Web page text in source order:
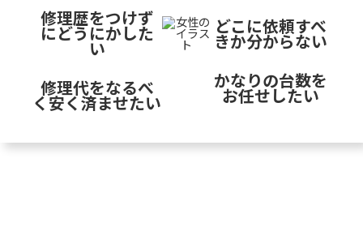
修理歴をつけず
にどうにかした
い
修理代をなるべ
く安く済ませたい
どこに依頼すべ
きか分からない
かなりの台数を
お任せしたい